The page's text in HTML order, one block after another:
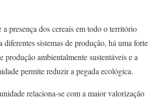
presença dos cereais em todo o território
diferentes sistemas de produção, há uma forte
produção ambientalmente sustentáveis e a
permite reduzir a pegada ecológica.
relaciona-se com a maior valorização